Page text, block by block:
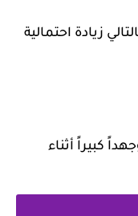
زيادة احتمالية
كبيراً أثناء